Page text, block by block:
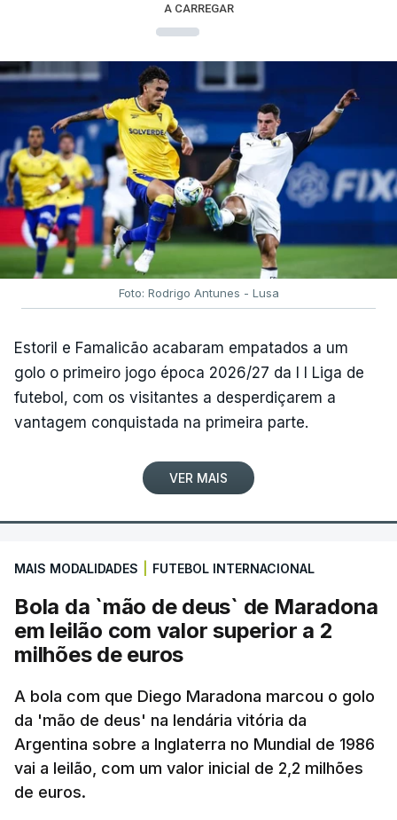
A CARREGAR
Foto: Rodrigo Antunes - Lusa
Estoril e Famalicão acabaram empatados a um
golo o primeiro jogo época 2026/27 da I I Liga de
futebol, com os visitantes a desperdiçarem a
vantagem conquistada na primeira parte.
VER MAIS
MAIS MODALIDADES FUTEBOL INTERNACIONAL
Bola da `mão de deus` de Maradona
em leilão com valor superior a 2
milhões de euros
A bola com que Diego Maradona marcou o golo
da 'mão de deus' na lendária vitória da
Argentina sobre a Inglaterra no Mundial de 1986
vai a leilão, com um valor inicial de 2,2 milhões
de euros.